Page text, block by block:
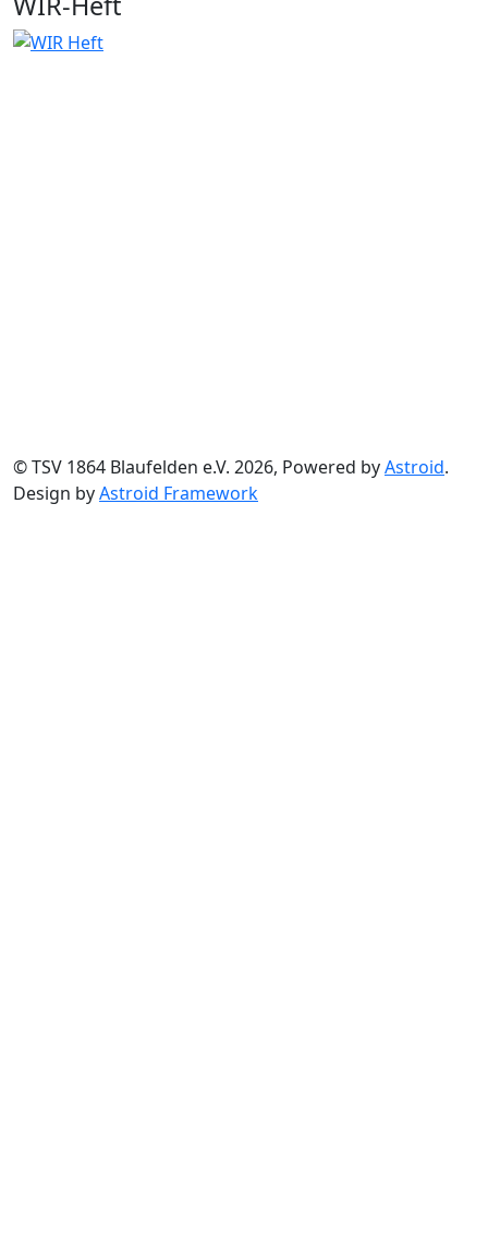
© TSV 1864 Blaufelden e.V. 2026, Powered byAstroid.
Design byAstroid Framework